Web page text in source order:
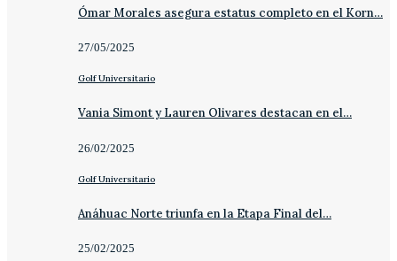
Ómar Morales asegura estatus completo en el Korn…
27/05/2025
Golf Universitario
Vania Simont y Lauren Olivares destacan en el…
26/02/2025
Golf Universitario
Anáhuac Norte triunfa en la Etapa Final del…
25/02/2025